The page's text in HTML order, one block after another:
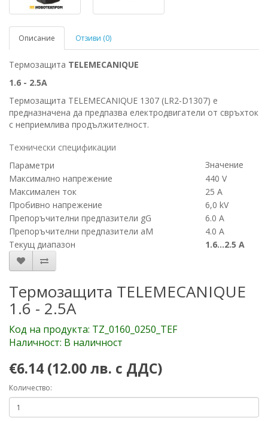
Описание Отзиви (0)
Термозащита TELEMECANIQUE
1.6 - 2.5A
Термозащита TELEMECANIQUE 1307 (LR2-D1307) е
предназначенa да предпазва електродвигатели от свръхток
с неприемлива продължителност.
Технически спецификации
Параметри
Значение
Максимално напрежение
440 V
Максимален ток
25 А
Пробивно напрежение
6,0 kV
Препоръчителни предпазители gG
6.0 A
Препоръчителни предпазители aM
4.0 A
Текущ диапазон
1.6...2.5 A
Термозащита TELEMECANIQUE
1.6 - 2.5A
Код на продукта: TZ_0160_0250_TEF
Наличност: В наличност
€6.14 (12.00 лв. с ДДС)
Количество: